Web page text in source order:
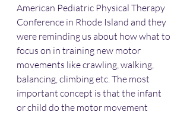
American Pediatric Physical Therapy
Conference in Rhode Island and they
were reminding us about how what to
focus on in training new motor
movements like crawling, walking,
balancing, climbing etc. The most
important concept is that the infant
or child do the motor movement